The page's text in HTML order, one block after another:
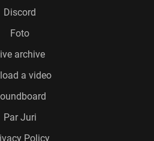
Discord
Foto
archive
a video
Par Juri
Policy